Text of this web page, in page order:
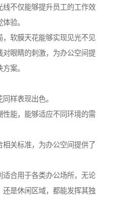
不仅能够提升员工的工作效
验。
软膜天花能够实现见光不见
对眼睛的刺激，为办公空间提
案。
样表现出色。
性能，能够适应不同环境的需
相关标准，为办公空间提供了
合用于各类办公场所，无论
还是休闲区域，都能发挥其独